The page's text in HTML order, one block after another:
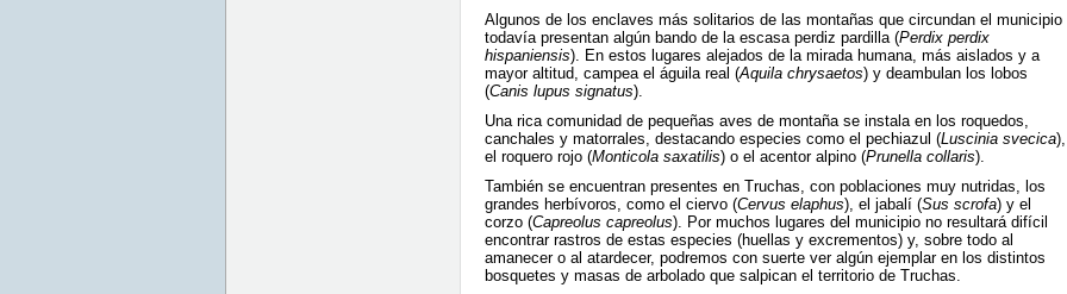
Algunos de los enclaves más solitarios de las montañas que circundan el municipio
todavía presentan algún bando de la escasa perdiz pardilla (Perdix perdix
hispaniensis). En estos lugares alejados de la mirada humana, más aislados y a
mayor altitud, campea el águila real (Aquila chrysaetos) y deambulan los lobos
(Canis lupus signatus).
Una rica comunidad de pequeñas aves de montaña se instala en los roquedos,
canchales y matorrales, destacando especies como el pechiazul (Luscinia svecica),
el roquero rojo (Monticola saxatilis) o el acentor alpino (Prunella collaris).
También se encuentran presentes en Truchas, con poblaciones muy nutridas, los
grandes herbívoros, como el ciervo (Cervus elaphus), el jabalí (Sus scrofa) y el
corzo (Capreolus capreolus). Por muchos lugares del municipio no resultará difícil
encontrar rastros de estas especies (huellas y excrementos) y, sobre todo al
amanecer o al atardecer, podremos con suerte ver algún ejemplar en los distintos
bosquetes y masas de arbolado que salpican el territorio de Truchas.